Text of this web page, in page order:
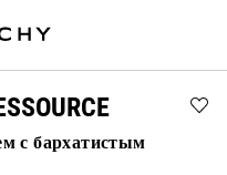
с бархатистым